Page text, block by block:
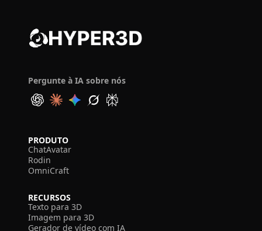
Pergunte à IA sobre nós
PRODUTO
ChatAvatar
Rodin
OmniCraft
RECURSOS
Texto para 3D
Imagem para 3D
Gerador de vídeo com IA